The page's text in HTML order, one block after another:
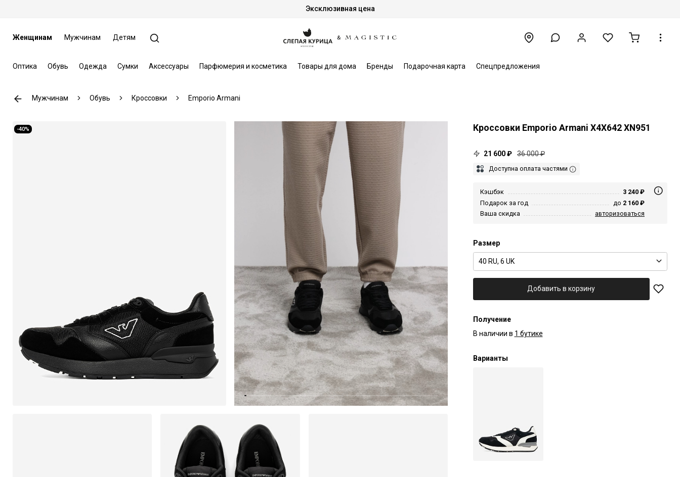
Эксклюзивная цена
Женщинам Мужчинам Детям
Оптика Обувь Одежда Сумки Аксессуары Парфюмерия и косметика Товары для дома Бренды Подарочная карта Спецпредложения
Мужчинам Обувь Кроссовки Emporio Armani
-40% Кроссовки Emporio Armani X4X642 XN951
21 600 ₽ 36 000 ₽
Доступна оплата частями
Кэшбэк
3 240 ₽
Подарок за год
до 2 160 ₽
Ваша скидка
авторизоваться
Размер
40 RU, 6 UK
Добавить в корзину
Получение
В наличии в 1 бутике
Варианты